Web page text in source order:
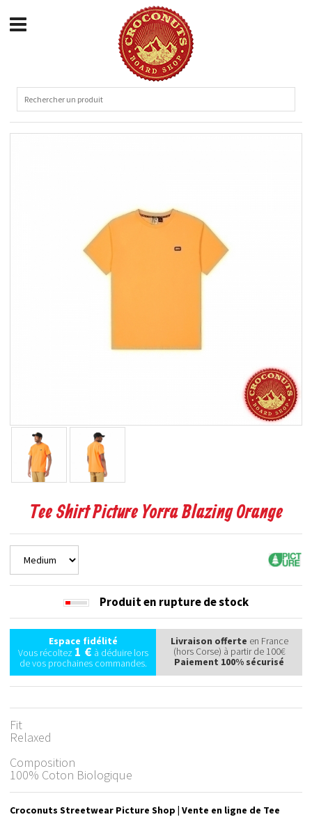
Tee Shirt Picture Yorra Blazing Orange
Produit en rupture de stock
Espace fidélité
Vous récoltez 1 €à déduire lors
de vos prochaines commandes.
Livraison offerte en France
(hors Corse) à partir de 100€
Paiement 100% sécurisé
Fit
Relaxed
Composition
100% Coton Biologique
Croconuts Streetwear Picture Shop | Vente en ligne de Tee